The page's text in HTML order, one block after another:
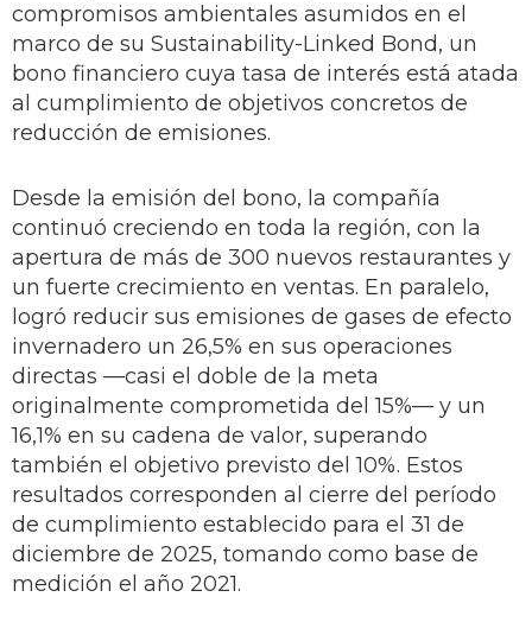
compromisos ambientales asumidos en el
marco de su Sustainability-Linked Bond, un
bono financiero cuya tasa de interés está atada
al cumplimiento de objetivos concretos de
reducción de emisiones.
Desde la emisión del bono, la compañía
continuó creciendo en toda la región, con la
apertura de más de 300 nuevos restaurantes y
un fuerte crecimiento en ventas. En paralelo,
logró reducir sus emisiones de gases de efecto
invernadero un 26,5% en sus operaciones
directas —casi el doble de la meta
originalmente comprometida del 15%— y un
16,1% en su cadena de valor, superando
también el objetivo previsto del 10%. Estos
resultados corresponden al cierre del período
de cumplimiento establecido para el 31 de
diciembre de 2025, tomando como base de
medición el año 2021.